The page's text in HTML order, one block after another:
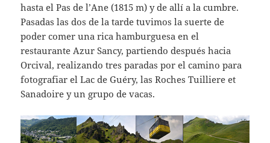
hasta el Pas de l’Ane (1815 m) y de allí a la cumbre.
Pasadas las dos de la tarde tuvimos la suerte de
poder comer una rica hamburguesa en el
restaurante Azur Sancy, partiendo después hacia
Orcival, realizando tres paradas por el camino para
fotografiar el Lac de Guéry, las Roches Tuilliere et
Sanadoire y un grupo de vacas.